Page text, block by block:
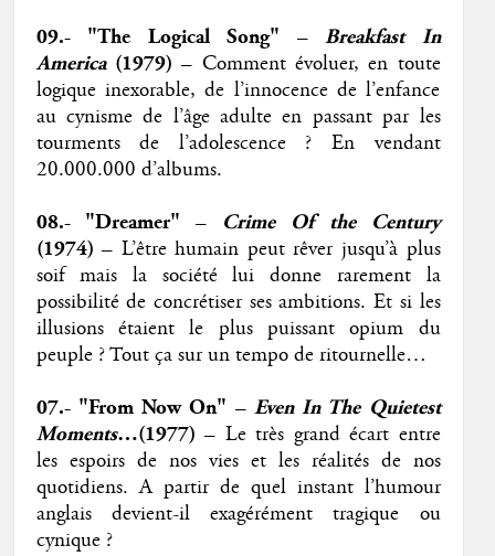
09.- "The Logical Song" – Breakfast In
America(1979) – Comment évoluer, en toute
logique inexorable, de l’innocence de l’enfance
au cynisme de l’âge adulte en passant par les
tourments de l’adolescence ? En vendant
20.000.000 d’albums.
08.- "Dreamer" – Crime Of the Century
(1974) – L’être humain peut rêver jusqu’à plus
soif mais la société lui donne rarement la
possibilité de concrétiser ses ambitions. Et si les
illusions étaient le plus puissant opium du
peuple ? Tout ça sur un tempo de ritournelle…
07.- "From Now On" – Even In The Quietest
Moments…(1977) – Le très grand écart entre
les espoirs de nos vies et les réalités de nos
quotidiens. A partir de quel instant l’humour
anglais devient-il exagérément tragique ou
cynique ?